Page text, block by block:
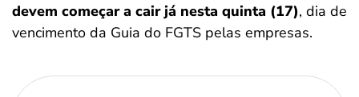
devem começar a cair já nesta quinta (17), dia de
vencimento da Guia do FGTS pelas empresas.